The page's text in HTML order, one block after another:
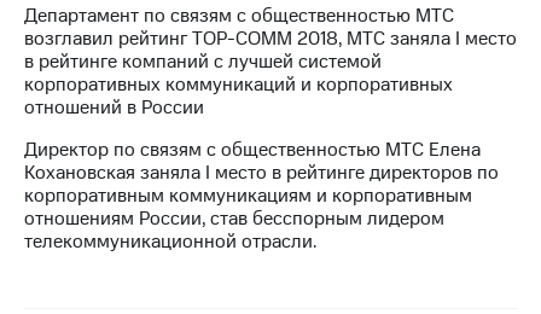
Департамент по связям с общественностью МТС
возглавил рейтингTOP-COMM 2018, МТС заняла I место
в рейтинге компаний с лучшей системой
корпоративных коммуникаций и корпоративных
отношений в России
Директор по связям с общественностью МТС Елена
Кохановская заняла I место в рейтинге директоров по
корпоративным коммуникациям и корпоративным
отношениям России, став бесспорным лидером
телекоммуникационной отрасли.